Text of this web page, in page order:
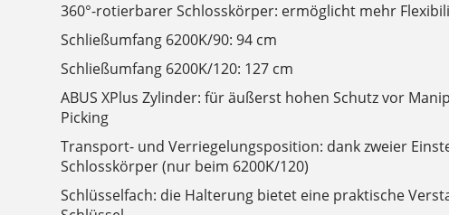
360°-rotierbarer Schlosskörper: ermöglicht mehr
Schließumfang 6200K/90: 94 cm
Schließumfang 6200K/120: 127 cm
ABUS XPlus Zylinder: für äußerst hohen Schutz vor
Picking
Transport- und Verriegelungsposition: dank zweier
Schlosskörper (nur beim 6200K/120)
Schlüsselfach: die Halterung bietet eine praktische